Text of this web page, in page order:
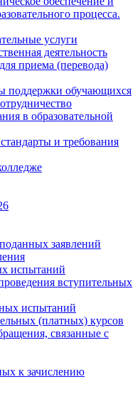
процесса.
услуги
деятельность
приема (перевода)
поддержки обучающихся
в образовательной
и требования
заявлений
испытаний
вступительных
испытаний
(платных) курсов
связанные с
к зачислению